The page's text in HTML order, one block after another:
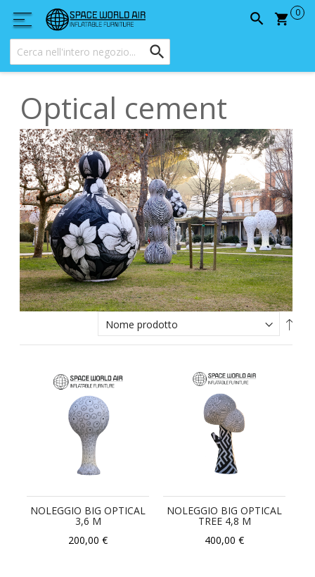
Optical cement
NOLEGGIO BIG OPTICAL
3,6 M
200,00 €
NOLEGGIO BIG OPTICAL
TREE 4,8 M
400,00 €